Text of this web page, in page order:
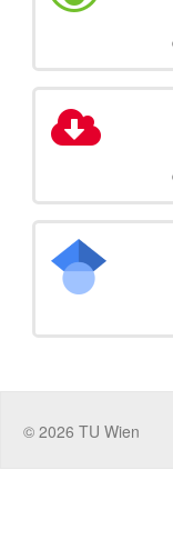
© 2026 TU Wien